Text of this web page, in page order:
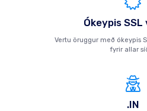
Ókeypis
Vertu öruggur með ókeypis
fyrir allar
.IN